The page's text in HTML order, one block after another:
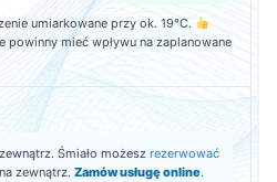
umiarkowane przy ok. 19°C.
mieć wpływu na zaplanowane
Śmiało możesz rezerwować
zewnątrz. Zamów usługę online.